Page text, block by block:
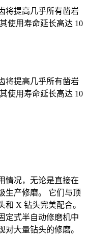
将提高几乎所有凿岩
使用寿命延长高达 10
将提高几乎所有凿岩
使用寿命延长高达 10
情况，无论是直接在
生产修磨。 它们与顶
X 钻头完美配合。
定式半自动修磨机中
大量钻头的修磨。